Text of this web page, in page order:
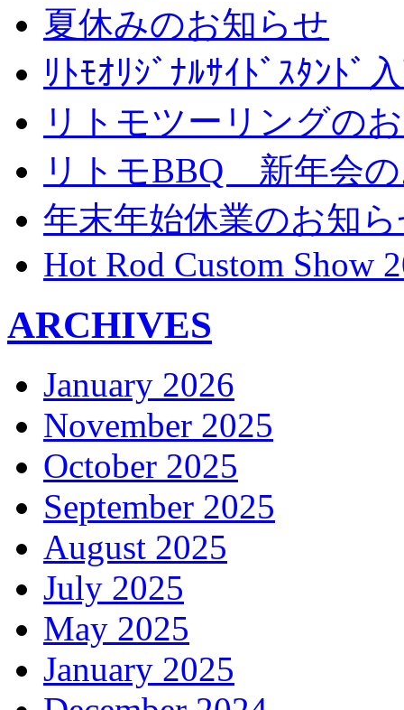
夏休みのお知らせ
ﾘﾄﾓｵﾘｼﾞﾅﾙｻｲﾄﾞｽﾀﾝﾄﾞ
リトモツーリングの
リトモBBQ 新年会
年末年始休業のお知
Hot Rod Custom Show
ARCHIVES
January 2026
November 2025
October 2025
September 2025
August 2025
July 2025
May 2025
January 2025